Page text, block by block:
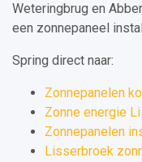
Weteringbrug en
een zonnepaneel
Spring direct naar:
Zonnepanelen
Zonne energie
Zonnepanelen
Lisserbroek